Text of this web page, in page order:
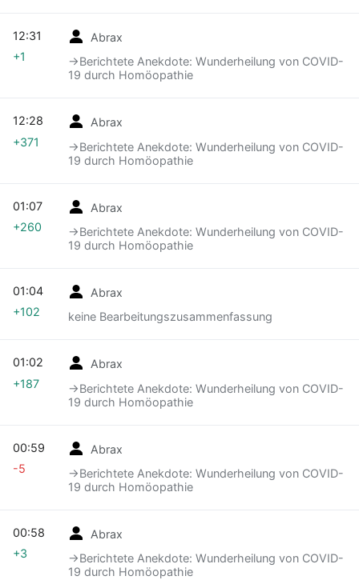
Abrax
→‎Berichtete Anekdote: Wunderheilung von COVID-
19 durch Homöopathie
12:31
+1
Abrax
→‎Berichtete Anekdote: Wunderheilung von COVID-
19 durch Homöopathie
12:28
+371
Abrax
→‎Berichtete Anekdote: Wunderheilung von COVID-
19 durch Homöopathie
01:07
+260
Abrax
keine Bearbeitungszusammenfassung
01:04
+102
Abrax
→‎Berichtete Anekdote: Wunderheilung von COVID-
19 durch Homöopathie
01:02
+187
Abrax
→‎Berichtete Anekdote: Wunderheilung von COVID-
19 durch Homöopathie
00:59
-5
Abrax
→‎Berichtete Anekdote: Wunderheilung von COVID-
19 durch Homöopathie
00:58
+3